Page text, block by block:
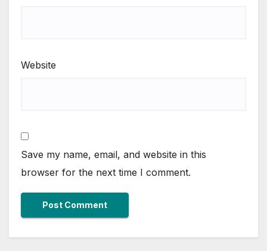
Website
Save my name, email, and website in this
browser for the next time I comment.